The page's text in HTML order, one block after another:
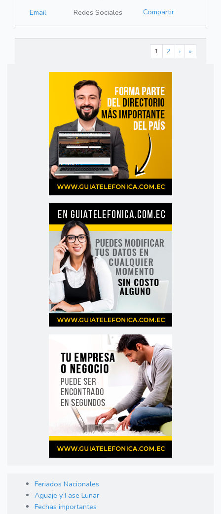
Email
Redes Sociales Compartir
1 2 › »
Feriados Nacionales
Aguaje y Fase Lunar
Fechas importantes